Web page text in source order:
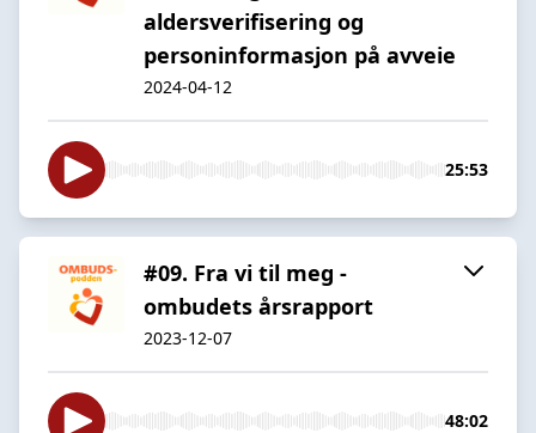
aldersverifisering og
personinformasjon på avveie
2024-04-12
25:53
#09. Fra vi til meg -
ombudets årsrapport
2023-12-07
48:02